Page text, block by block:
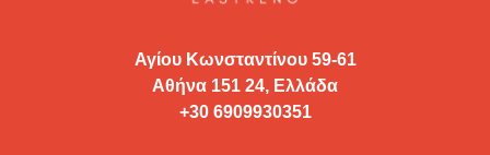
Αγίου Κωνσταντίνου 59-61
Αθήνα 151 24, Ελλάδα
+30 6909930351